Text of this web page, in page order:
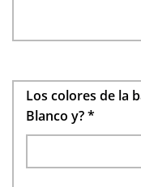
Los colores de la
Blanco y?*